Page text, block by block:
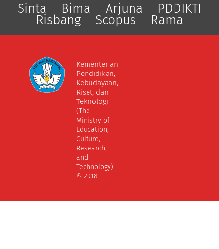
Sinta Bima Arjuna PDDIKTI
Risbang Scopus Rama
Kementerian
Pendidikan,
Kebudayaan,
Riset, dan
Teknologi
(The
Ministry of
Education,
Culture,
Research,
and
Technology)
© 2018